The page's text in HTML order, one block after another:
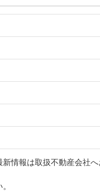
情報は取扱不動産会社